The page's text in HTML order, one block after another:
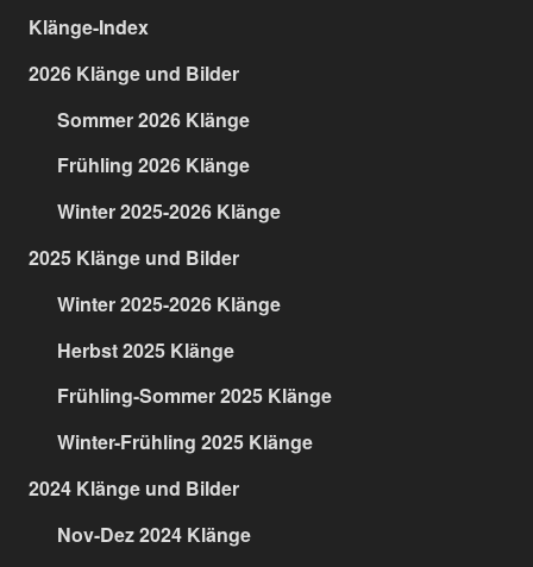
Klänge-Index
2026 Klänge und Bilder
Sommer 2026 Klänge
Frühling 2026 Klänge
Winter 2025-2026 Klänge
2025 Klänge und Bilder
Winter 2025-2026 Klänge
Herbst 2025 Klänge
Frühling-Sommer 2025 Klänge
Winter-Frühling 2025 Klänge
2024 Klänge und Bilder
Nov-Dez 2024 Klänge